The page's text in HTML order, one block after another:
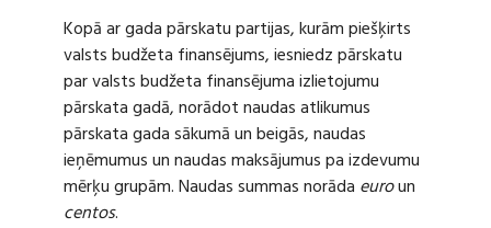
Kopā ar gada pārskatu partijas, kurām piešķirts
valsts budžeta finansējums, iesniedz pārskatu
par valsts budžeta finansējuma izlietojumu
pārskata gadā, norādot naudas atlikumus
pārskata gada sākumā un beigās, naudas
ieņēmumus un naudas maksājumus pa izdevumu
mērķu grupām. Naudas summas norāda euroun
centos.